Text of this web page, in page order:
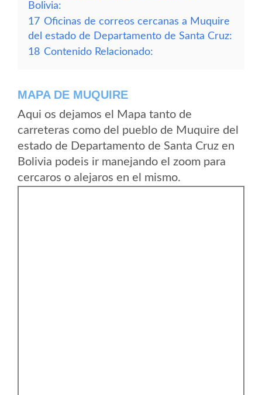
Bolivia:
17 Oficinas de correos cercanas a Muquire
del estado de Departamento de Santa Cruz:
18 Contenido Relacionado:
MAPA DE MUQUIRE
Aqui os dejamos el Mapa tanto de
carreteras como del pueblo de Muquire del
estado de Departamento de Santa Cruz en
Bolivia podeis ir manejando el zoom para
cercaros o alejaros en el mismo.